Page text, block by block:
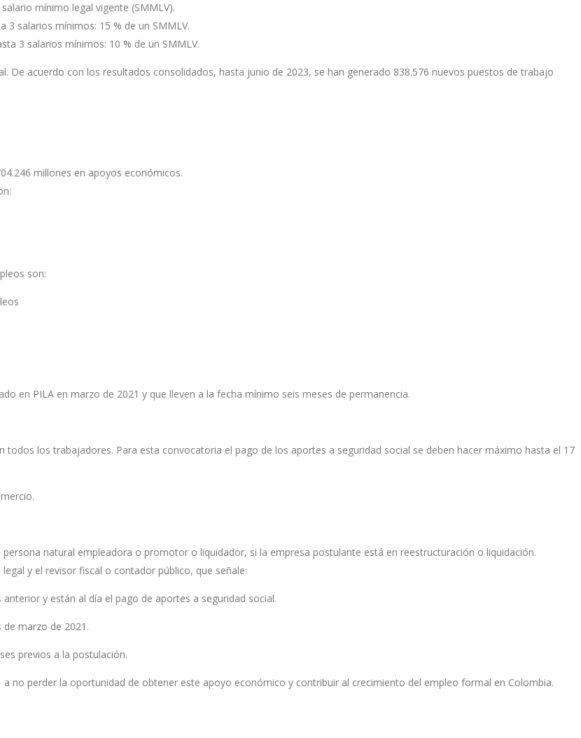
mínimo legal vigente (SMMLV).
3 salarios mínimos: 15 % de un SMMLV.
3 salarios mínimos: 10 % de un SMMLV.
acuerdo con los resultados consolidados, hasta junio de 2023, se han generado 838.576 nuevos puestos de trabajo
millones en apoyos económicos.
son:
en PILA en marzo de 2021 y que lleven a la fecha mínimo seis meses de permanencia.
los trabajadores. Para esta convocatoria el pago de los aportes a seguridad social se deben hacer máximo hasta el 17
natural empleadora o promotor o liquidador, si la empresa postulante está en reestructuración o liquidación.
y el revisor fiscal o contador público, que señale:
y están al día el pago de aportes a seguridad social.
marzo de 2021.
previos a la postulación.
no perder la oportunidad de obtener este apoyo económico y contribuir al crecimiento del empleo formal en Colombia.